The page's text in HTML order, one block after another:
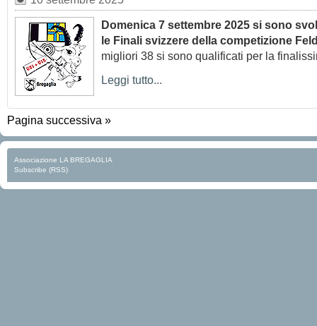
Domenica 7 settembre 2025 si sono
le Finali svizzere della competizione
migliori 38 si sono qualificati per la
Leggi tutto...
Pagina successiva »
Associazione LA BREGAGLIA
Subscribe (RSS)